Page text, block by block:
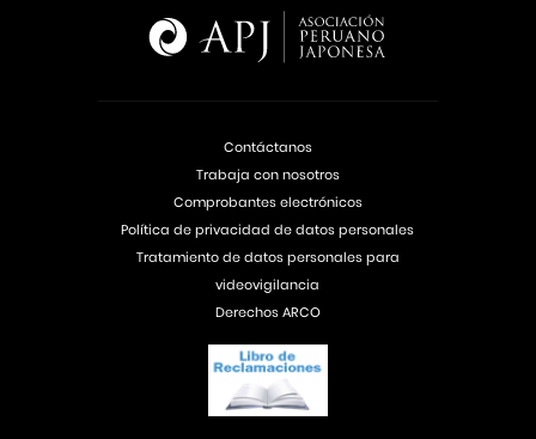
Contáctanos
Trabaja con nosotros
Comprobantes electrónicos
Política de privacidad de datos personales
Tratamiento de datos personales para
videovigilancia
Derechos ARCO